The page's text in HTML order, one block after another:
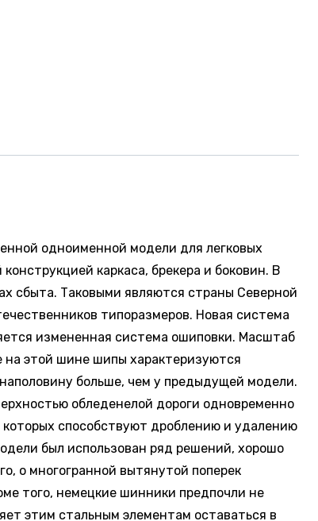
одноименной модели для легковых
каркаса, брекера и боковин. В
сбыта. Таковыми являются страны Северной
типоразмеров. Новая система
измененная система ошиповки. Масштаб
на этой шине шипы характеризуются
больше, чем у предыдущей модели.
обледенелой дороги одновременно
которых способствуют дроблению и удалению
был использован ряд решений, хорошо
о многогранной вытянутой поперек
того, немецкие шинники предпочли не
этим стальным элементам оставаться в